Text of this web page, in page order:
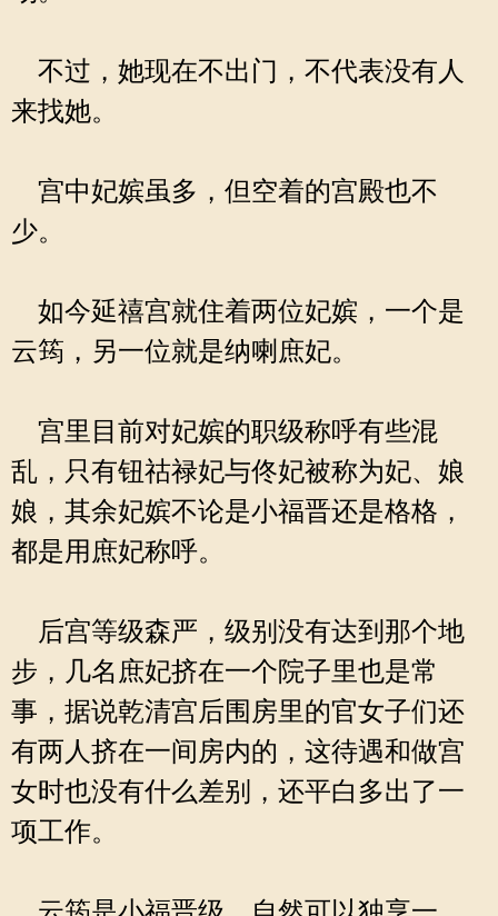
不过，她现在不出门，不代表没有人
来找她。
宫中妃嫔虽多，但空着的宫殿也不
少。
如今延禧宫就住着两位妃嫔，一个是
云筠，另一位就是纳喇庶妃。
宫里目前对妃嫔的职级称呼有些混
乱，只有钮祜禄妃与佟妃被称为妃、娘
娘，其余妃嫔不论是小福晋还是格格，
都是用庶妃称呼。
后宫等级森严，级别没有达到那个地
步，几名庶妃挤在一个院子里也是常
事，据说乾清宫后围房里的官女子们还
有两人挤在一间房内的，这待遇和做宫
女时也没有什么差别，还平白多出了一
项工作。